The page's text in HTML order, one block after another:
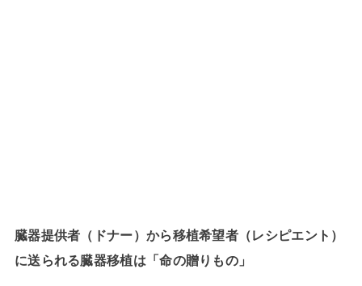
臓器提供者（ドナー）から移植希望者（レシピエント）
に送られる臓器移植は「命の贈りもの」